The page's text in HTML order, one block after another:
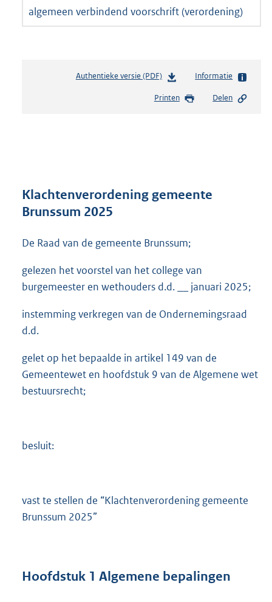
algemeen verbindend voorschrift (verordening)
Authentieke versie (PDF)b
s
r
t
:
3
9
K
Informatie
Printen Delen
Klachtenverordening gemeente
Brunssum 2025
De Raad van de gemeente Brunssum;
gelezen het voorstel van het college van
burgemeester en wethouders d.d. __ januari 2025;
instemming verkregen van de Ondernemingsraad
d.d.
gelet op het bepaalde in artikel 149 van de
Gemeentewet en hoofdstuk 9 van de Algemene wet
bestuursrecht;
besluit:
vast te stellen de “Klachtenverordening gemeente
Brunssum 2025”
Hoofdstuk 1 Algemene bepalingen